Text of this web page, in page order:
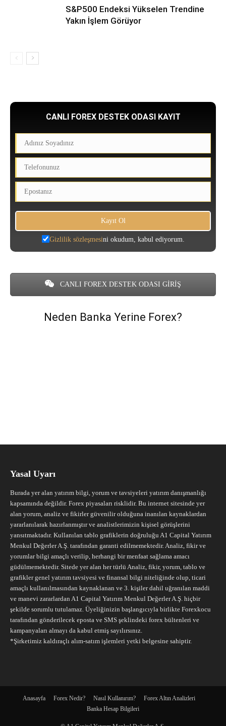
S&P500 Endeksi Yükselen Trendine
Yakın İşlem Görüyor
CANLI FOREX DESTEK ODASI KAYIT
Gizlilik sözleşmesini okudum, kabul ediyorum.
CANLI FOREX DESTEK ODASI GİRİŞ
Neden Banka Yerine Forex?
Yasal Uyarı
Burada yer alan yatırım bilgi, yorum ve tavsiyeleri yatırım danışmanlığı
kapsamında değildir. Forex piyasaları risklidir. Bu internet sitesinde yer
alan yorum, analiz ve fikirler güvenilir olduğuna inanılan kaynaklardan
yararlanılarak hazırlanmıştır ve analistlerimizin kişisel görüşlerini
yansıtmaktadır. Kullanılan tablo grafiklerin doğruluğu A1 Capital Yatırım
Menkul Değerler A.Ş. tarafından garanti edilmemektedir. Analiz, fikir ve
yorumlar bilgi amaçlı verilip, herhangi bir menfaat sağlama amacı
güdülmemektedir. Sitede yer alan her türlü Analiz, fikir, yorum, tablo ve
grafikler genel yatırım tavsiyesi ve finansal bilgi niteliğinde olup, ticari
amaçlı kullanılmasından kaynaklanan ve 3. kişiler dahil uğranılan maddi
ve manevi zararlardan A1 Capital Yatırım Menkul Değerler A.Ş. hiçbir
şekilde sorumlu tutulamaz. Üyeliğinizin başlangıcıyla birlikte Forexkocu
tarafından gönderilecek eposta ve SMS şeklindeki forex bültenleri ve
kampanyaları almayı da kabul etmiş sayılırsınız.
*Şirketimiz kaldıraçlı alım-satım işlemleri yetki belgesine sahiptir.
Anasayfa Forex Nedir? Nasıl Kullanırım?
Forex Altın Analizleri
Banka Hesap Bilgileri